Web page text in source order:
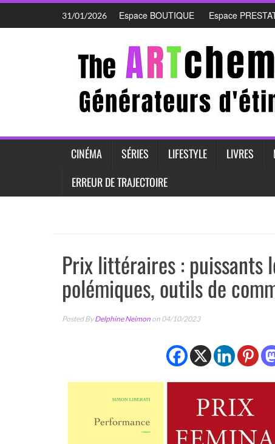
Skip
content
31/01/2026 Espace BOUTIQUE Espace
CINÉMA SÉRIES LIFESTYLE LIVRES
ERREUR DE TRAJECTOIRE
Prix littéraires : puissants
polémiques, outils de
Posted ByDelphine Neimon on 04/10/2023